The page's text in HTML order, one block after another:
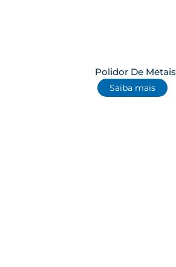
Polidor De Metais
Saiba mais